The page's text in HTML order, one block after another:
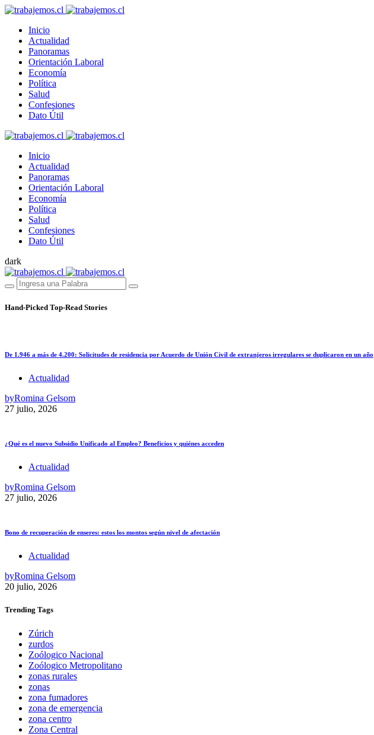
Inicio
Actualidad
Panoramas
Orientación Laboral
Economía
Política
Salud
Confesiones
Dato Útil
Inicio
Actualidad
Panoramas
Orientación Laboral
Economía
Política
Salud
Confesiones
Dato Útil
dark
Hand-Picked Top-Read Stories
De 1.946 a más de 4.200: Solicitudes de residencia por Acuerdo de Unión Civil de extranjeros irregulares se duplicaron en un año
Actualidad
byRomina Gelsom
27 julio, 2026
¿Qué es el nuevo Subsidio Unificado al Empleo? Beneficios y quiénes acceden
Actualidad
byRomina Gelsom
27 julio, 2026
Bono de recuperación de enseres: estos los montos según nivel de afectación
Actualidad
byRomina Gelsom
20 julio, 2026
Trending Tags
Zúrich
zurdos
Zoólogico Nacional
Zoólogico Metropolitano
zonas rurales
zonas
zona fumadores
zona de emergencia
zona centro
Zona Central